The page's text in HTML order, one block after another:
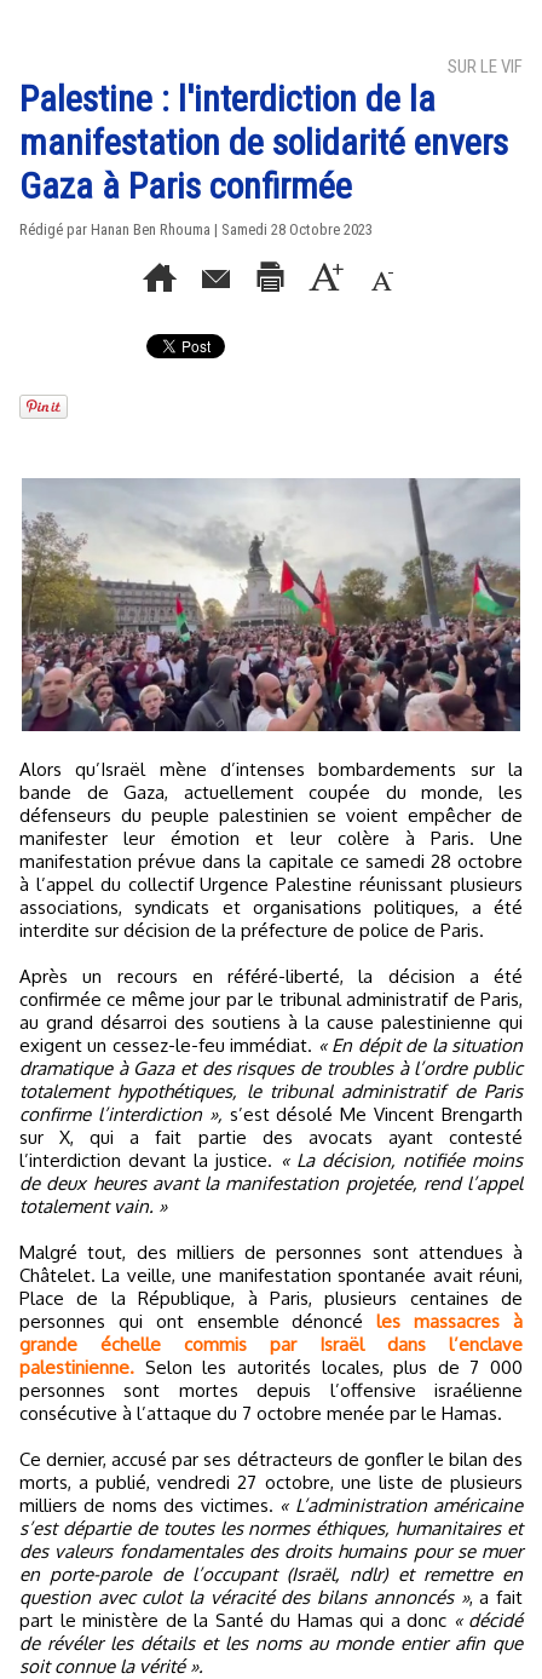
SUR LE VIF
Palestine : l'interdiction de la
manifestation de solidarité envers
Gaza à Paris confirmée
Rédigé par Hanan Ben Rhouma | Samedi 28 Octobre 2023
Alors qu’Israël mène d’intenses bombardements sur la
bande de Gaza, actuellement coupée du monde, les
défenseurs du peuple palestinien se voient empêcher de
manifester leur émotion et leur colère à Paris. Une
manifestation prévue dans la capitale ce samedi 28 octobre
à l’appel du collectif Urgence Palestine réunissant plusieurs
associations, syndicats et organisations politiques, a été
interdite sur décision de la préfecture de police de Paris.
Après un recours en référé-liberté, la décision a été
confirmée ce même jour par le tribunal administratif de Paris,
au grand désarroi des soutiens à la cause palestinienne qui
exigent un cessez-le-feu immédiat. « En dépit de la situation
dramatique à Gaza et des risques de troubles à l’ordre public
totalement hypothétiques, le tribunal administratif de Paris
confirme l’interdiction », s’est désolé Me Vincent Brengarth
sur X, qui a fait partie des avocats ayant contesté
l’interdiction devant la justice. « La décision, notifiée moins
de deux heures avant la manifestation projetée, rend l’appel
totalement vain. »
Malgré tout, des milliers de personnes sont attendues à
Châtelet. La veille, une manifestation spontanée avait réuni,
Place de la République, à Paris, plusieurs centaines de
personnes qui ont ensemble dénoncéles massacres à
grande échelle commis par Israël dans l’enclave
palestinienne. Selon les autorités locales, plus de 7 000
personnes sont mortes depuis l’offensive israélienne
consécutive à l’attaque du 7 octobre menée par le Hamas.
Ce dernier, accusé par ses détracteurs de gonfler le bilan des
morts, a publié, vendredi 27 octobre, une liste de plusieurs
milliers de noms des victimes. « L’administration américaine
s’est départie de toutes les normes éthiques, humanitaires et
des valeurs fondamentales des droits humains pour se muer
en porte-parole de l’occupant (Israël, ndlr) et remettre en
question avec culot la véracité des bilans annoncés », a fait
part le ministère de la Santé du Hamas qui a donc « décidé
de révéler les détails et les noms au monde entier afin que
soit connue la vérité ».